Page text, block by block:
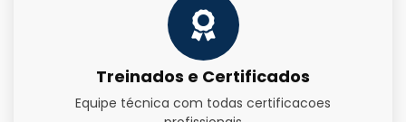
Treinados e Certificados
Equipe técnica com todas certificacoes